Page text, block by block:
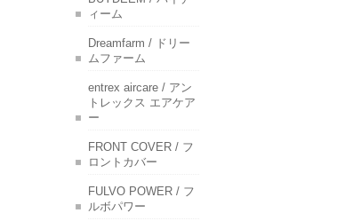
ィーム
Dreamfarm / ドリー
ムファーム
entrex aircare / アン
トレックス エアケア
ー
FRONT COVER / フ
ロントカバー
FULVO POWER / フ
ルボパワー